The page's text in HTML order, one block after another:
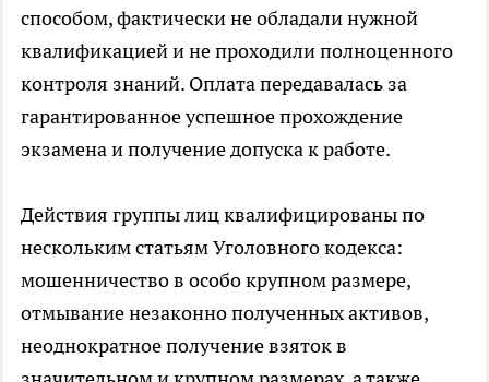
способом, фактически не обладали нужной
квалификацией и не проходили полноценного
контроля знаний. Оплата передавалась за
гарантированное успешное прохождение
экзамена и получение допуска к работе.
Действия группы лиц квалифицированы по
нескольким статьям Уголовного кодекса:
мошенничество в особо крупном размере,
отмывание незаконно полученных активов,
неоднократное получение взяток в